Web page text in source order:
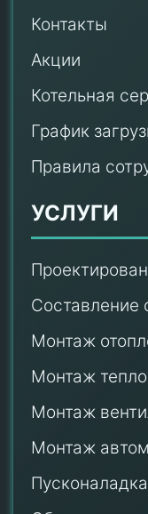
Контакты
Акции
Котельная
График
Правила
УСЛУГИ
Составление
Монтаж
Монтаж
Монтаж
Монтаж
Пусконаладка